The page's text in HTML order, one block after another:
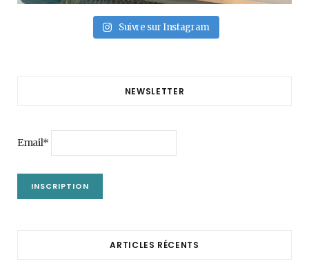
Suivre sur Instagram
NEWSLETTER
Email*
ARTICLES RÉCENTS